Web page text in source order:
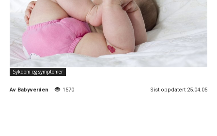
Sykdom og symptomer
Av Babyverden 1570 Sist oppdatert 25.04.05